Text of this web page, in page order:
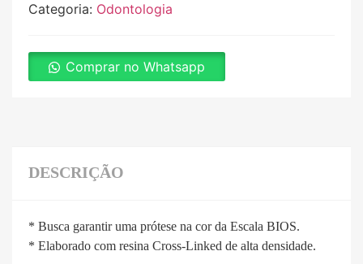
Categoria: Odontologia
Comprar no Whatsapp
DESCRIÇÃO
* Busca garantir uma prótese na cor da Escala BIOS.
* Elaborado com resina Cross-Linked de alta densidade.